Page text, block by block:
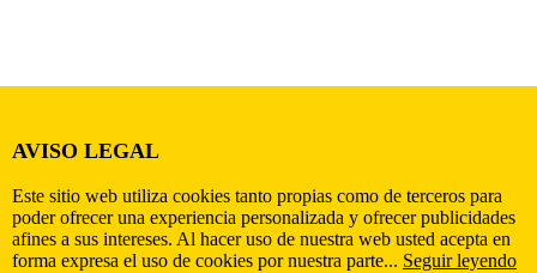
AVISO LEGAL
Este sitio web utiliza cookies tanto propias como de terceros para
poder ofrecer una experiencia personalizada y ofrecer publicidades
afines a sus intereses. Al hacer uso de nuestra web usted acepta en
forma expresa el uso de cookies por nuestra parte... Seguir leyendo